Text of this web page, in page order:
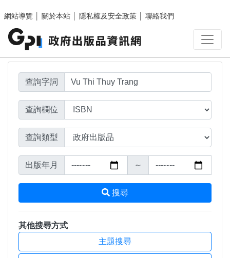
網站導覽
關於本站 隱私權及安全政策 聯絡我們
搜尋結果頁面
查詢字詞
查詢欄位
查詢類型
出版年月 ～
搜尋
其他搜尋方式
主題搜尋